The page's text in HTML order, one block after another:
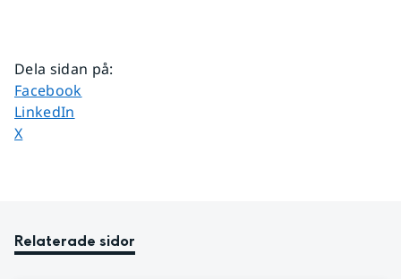
Dela sidan på:
Dela sidan på
Facebook
Dela sidan på
LinkedIn
Dela sidan på
X
Relaterade sidor